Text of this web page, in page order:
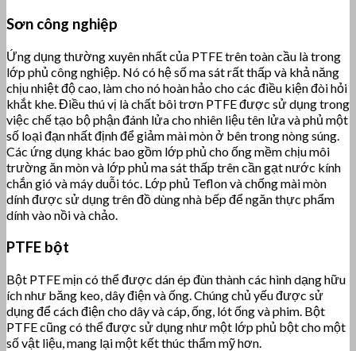
Sơn công nghiệp
Ứng dụng thường xuyên nhất của PTFE trên toàn cầu là trong
lớp phủ công nghiệp. Nó có hệ số ma sát rất thấp và khả năng
chịu nhiệt độ cao, làm cho nó hoàn hảo cho các điều kiện đòi hỏi
khắt khe. Điều thú vị là chất bôi trơn PTFE được sử dụng trong
việc chế tạo bộ phận đánh lửa cho nhiên liệu tên lửa và phủ một
số loại đạn nhất định để giảm mài mòn ở bên trong nòng súng.
Các ứng dụng khác bao gồm lớp phủ cho ống mềm chịu môi
trường ăn mòn và lớp phủ ma sát thấp trên cần gạt nước kính
chắn gió và máy duỗi tóc. Lớp phủ Teflon và chống mài mòn
dính được sử dụng trên đồ dùng nhà bếp để ngăn thực phẩm
dính vào nồi và chảo.
PTFE bột
Bột PTFE mịn có thể được dán ép đùn thành các hình dạng hữu
ích như băng keo, dây điện và ống. Chúng chủ yếu được sử
dụng để cách điện cho dây và cáp, ống, lót ống và phim. Bột
PTFE cũng có thể được sử dụng như một lớp phủ bột cho một
số vật liệu, mang lại một kết thúc thẩm mỹ hơn.